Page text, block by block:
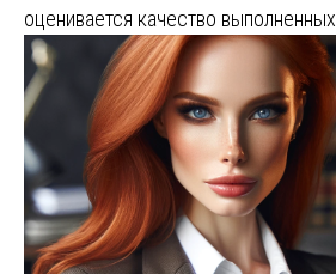
оценивается качество выполненных…